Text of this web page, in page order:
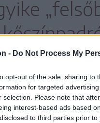
- Do Not Process My
opt-out of the sale, sharing
for targeted
selection. Please note that
interest-based ads based
to third parties prior